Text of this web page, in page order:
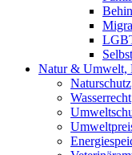
Natur & Umwelt,
Naturschutz
Wasserrecht